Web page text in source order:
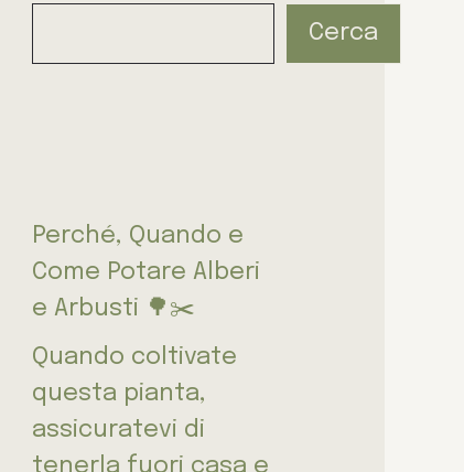
Cerca
Perché, Quando e
Come Potare Alberi
e Arbusti 🌳✂️
Quando coltivate
questa pianta,
assicuratevi di
tenerla fuori casa e